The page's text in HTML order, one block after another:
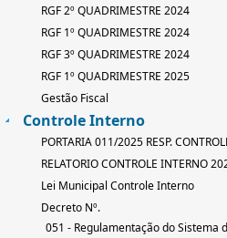
RGF 2º QUADRIMESTRE 2024
RGF 1º QUADRIMESTRE 2024
RGF 3º QUADRIMESTRE 2024
RGF 1º QUADRIMESTRE 2025
Gestão Fiscal
Controle Interno
PORTARIA 011/2025 RESP.
RELATORIO CONTROLE INTERNO
Lei Municipal Controle Interno
Decreto Nº.
051 - Regulamentação do Sistema